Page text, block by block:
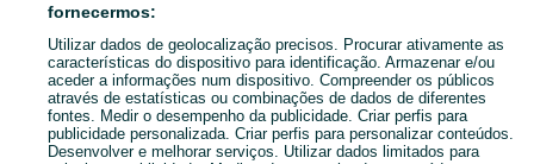
Pesquisas populares
fornecermos:
Utilizar dados de geolocalização precisos. Procurar ativamente as
características do dispositivo para identificação. Armazenar e/ou
aceder a informações num dispositivo. Compreender os públicos
através de estatísticas ou combinações de dados de diferentes
fontes. Medir o desempenho da publicidade. Criar perfis para
publicidade personalizada. Criar perfis para personalizar conteúdos.
Desenvolver e melhorar serviços. Utilizar dados limitados para